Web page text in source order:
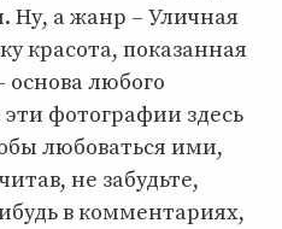
Ну, а жанр – Уличная
красота, показанная
любого
эти фотографии здесь
любоваться ими,
не забудьте,
в комментариях,